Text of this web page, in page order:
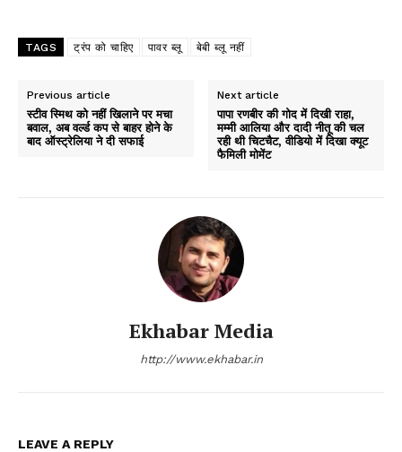
TAGS ट्रंप को चाहिए पावर ब्लू बेबी ब्लू नहीं
Previous article
स्टीव स्मिथ को नहीं खिलाने पर मचा
बवाल, अब वर्ल्ड कप से बाहर होने के
बाद ऑस्ट्रेलिया ने दी सफाई
Next article
पापा रणबीर की गोद में दिखी राहा,
मम्मी आलिया और दादी नीतू की चल
रही थी चिटचैट, वीडियो में दिखा क्यूट
फैमिली मोमेंट
Ekhabar Media
http://www.ekhabar.in
LEAVE A REPLY